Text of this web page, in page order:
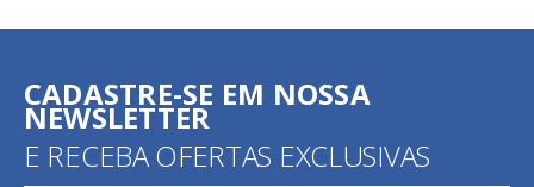
CADASTRE-SE EM NOSSA
NEWSLETTER
E RECEBA OFERTAS EXCLUSIVAS